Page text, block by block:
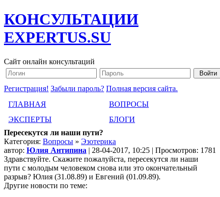
КОНСУЛЬТАЦИИ
EXPERTUS.SU
Сайт онлайн консультаций
Регистрация! Забыли пароль? Полная версия сайта.
ГЛАВНАЯ
ВОПРОСЫ
ЭКСПЕРТЫ
БЛОГИ
Пересекутся ли наши пути?
Категория: Вопросы » Эзотерика
автор: Юлия Антипина | 28-04-2017, 10:25 | Просмотров: 1781
Здравствуйте. Скажите пожалуйста, пересекутся ли наши
пути с молодым человеком снова или это окончательный
разрыв? Юлия (31.08.89) и Евгений (01.09.89).
Другие новости по теме: